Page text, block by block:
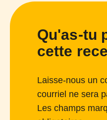
Qu'as-tu
cette
Laisse-nous un
courriel ne sera
Les champs